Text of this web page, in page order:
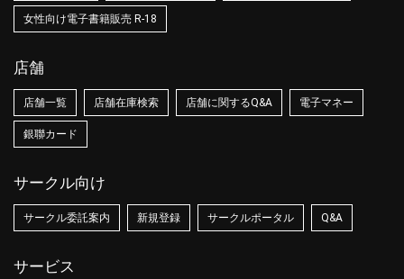
女性向け電子書籍販売 R-18
店舗
店舗一覧 店舗在庫検索 店舗に関するQ&A 電子マネー
銀聯カード
サークル向け
サークル委託案内 新規登録 サークルポータル Q&A
サービス